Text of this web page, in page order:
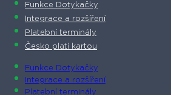
Funkce Dotykačky
Integrace a rozšíření
Platební terminály
Česko platí kartou
Funkce Dotykačky
Integrace a rozšíření
Platební terminály